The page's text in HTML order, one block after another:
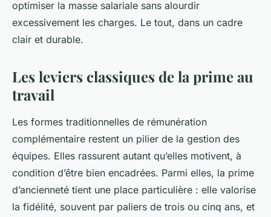
optimiser la masse salariale sans alourdir
excessivement les charges. Le tout, dans un cadre
clair et durable.
Les leviers classiques de la prime au
travail
Les formes traditionnelles de rémunération
complémentaire restent un pilier de la gestion des
équipes. Elles rassurent autant qu’elles motivent, à
condition d’être bien encadrées. Parmi elles, la prime
d’ancienneté tient une place particulière : elle valorise
la fidélité, souvent par paliers de trois ou cinq ans, et